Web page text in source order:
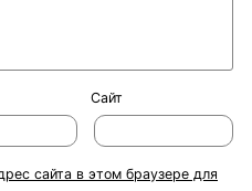
Сайт
сайта в этом браузере для